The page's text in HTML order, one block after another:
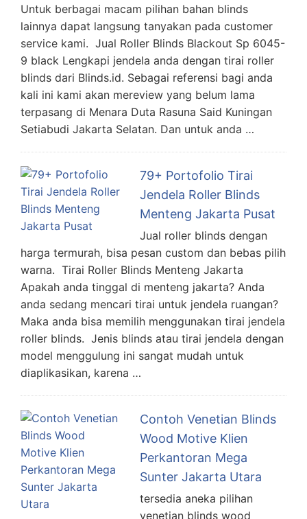
Untuk berbagai macam pilihan bahan blinds
lainnya dapat langsung tanyakan pada customer
service kami. Jual Roller Blinds Blackout Sp 6045-
9 black Lengkapi jendela anda dengan tirai roller
blinds dari Blinds.id. Sebagai referensi bagi anda
kali ini kami akan mereview yang belum lama
terpasang di Menara Duta Rasuna Said Kuningan
Setiabudi Jakarta Selatan. Dan untuk anda …
79+ Portofolio Tirai
Jendela Roller Blinds
Menteng Jakarta Pusat
Jual roller blinds dengan
harga termurah, bisa pesan custom dan bebas pilih
warna. Tirai Roller Blinds Menteng Jakarta
Apakah anda tinggal di menteng jakarta? Anda
anda sedang mencari tirai untuk jendela ruangan?
Maka anda bisa memilih menggunakan tirai jendela
roller blinds. Jenis blinds atau tirai jendela dengan
model menggulung ini sangat mudah untuk
diaplikasikan, karena …
Contoh Venetian Blinds
Wood Motive Klien
Perkantoran Mega
Sunter Jakarta Utara
tersedia aneka pilihan
venetian blinds wood